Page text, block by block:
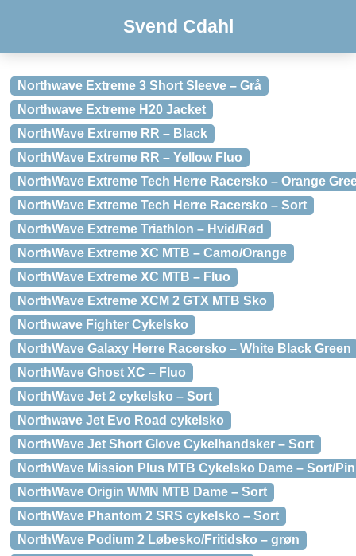
Svend Cdahl
Northwave Extreme 3 Short Sleeve – Grå
Northwave Extreme H20 Jacket
NorthWave Extreme RR – Black
NorthWave Extreme RR – Yellow Fluo
NorthWave Extreme Tech Herre Racersko – Orange
NorthWave Extreme Tech Herre Racersko – Sort
NorthWave Extreme Triathlon – Hvid/Rød
NorthWave Extreme XC MTB – Camo/Orange
NorthWave Extreme XC MTB – Fluo
NorthWave Extreme XCM 2 GTX MTB Sko
Northwave Fighter Cykelsko
NorthWave Galaxy Herre Racersko – White Black Green
NorthWave Ghost XC – Fluo
NorthWave Jet 2 cykelsko – Sort
Northwave Jet Evo Road cykelsko
NorthWave Jet Short Glove Cykelhandsker – Sort
NorthWave Mission Plus MTB Cykelsko Dame – Sort/
NorthWave Origin WMN MTB Dame – Sort
NorthWave Phantom 2 SRS cykelsko – Sort
NorthWave Podium 2 Løbesko/Fritidsko – grøn